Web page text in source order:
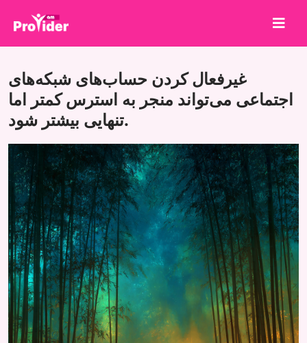
درباره ما
ورود
ثبت نام
خدمات
API
شرایط
بلاگ
غیرفعال کردن حساب‌های شبکه‌های
اجتماعی می‌تواند منجر به استرس کمتر اما
تنهایی بیشتر شود.